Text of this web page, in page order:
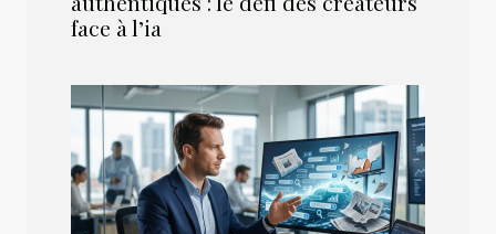
face à l’ia